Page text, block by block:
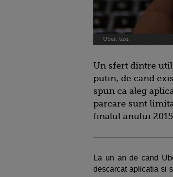
Uber, taxi
Un sfert dintre
putin, de cand
spun ca aleg
parcare sunt
finalul anului
La un an de cand
descarcat aplicatia si